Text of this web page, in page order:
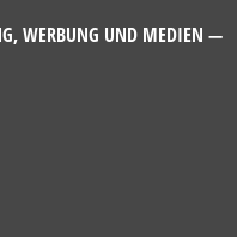
WERBUNG UND MEDIEN —